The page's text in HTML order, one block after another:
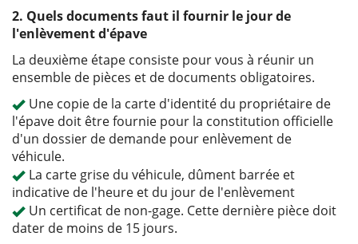
2. Quels documents faut il fournir le jour de
l'enlèvement d'épave
La deuxième étape consiste pour vous à réunir un
ensemble de pièces et de documents obligatoires.
Une copie de la carte d'identité du propriétaire de
l'épave doit être fournie pour la constitution officielle
d'un dossier de demande pour enlèvement de
véhicule.
La carte grise du véhicule, dûment barrée et
indicative de l'heure et du jour de l'enlèvement
Un certificat de non-gage. Cette dernière pièce doit
dater de moins de 15 jours.